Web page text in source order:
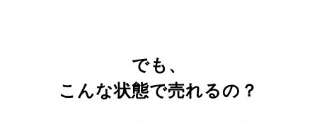
でも、
こんな状態で売れるの？